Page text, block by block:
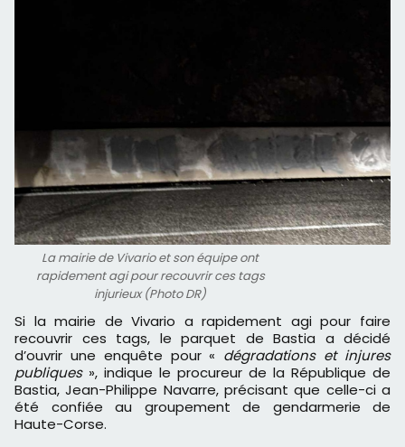
La mairie de Vivario et son équipe ont
rapidement agi pour recouvrir ces tags
injurieux (Photo DR)
Si la mairie de Vivario a rapidement agi pour faire
recouvrir ces tags, le parquet de Bastia a décidé
d’ouvrir une enquête pour « dégradations et injures
publiques», indique le procureur de la République de
Bastia, Jean-Philippe Navarre, précisant que celle-ci a
été confiée au groupement de gendarmerie de
Haute-Corse.